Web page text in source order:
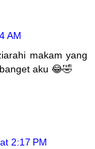
AM
makam yang
aku 😂🤣
2:17 PM